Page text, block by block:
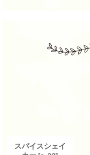
スパイスシェイ